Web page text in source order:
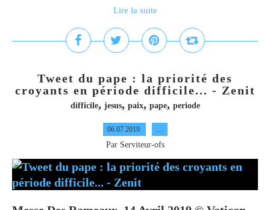
Lire la suite
Tweet du pape : la priorité des
croyants en période difficile... - Zenit
difficile, jesus, paix, pape, periode
06.07.2019 …
Par Serviteur-ofs